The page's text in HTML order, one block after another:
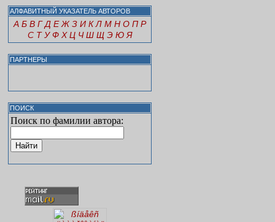
АЛФАВИТНЫЙ УКАЗАТЕЛЬ АВТОРОВ
А Б В Г Д Е Ж З И К Л М Н О П Р
С Т У Ф Х Ц Ч Ш Щ Э Ю Я
ПАРТНЕРЫ
ПОИСК
Поиск по фамилии автора: